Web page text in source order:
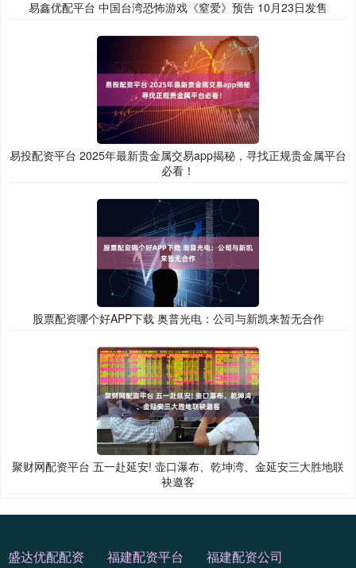
易鑫优配平台 中国台湾恐怖游戏《窒爱》预告 10月23日发售
易投配资平台 2025年最新贵金属交易app揭秘，寻找正规贵金属平台
必看！
股票配资哪个好APP下载 奥普光电：公司与新凯来暂无合作
聚财网配资平台 五一赴延安! 壶口瀑布、乾坤湾、金延安三大胜地联
袂邀客
盛达优配配资 福建配资平台 福建配资公司